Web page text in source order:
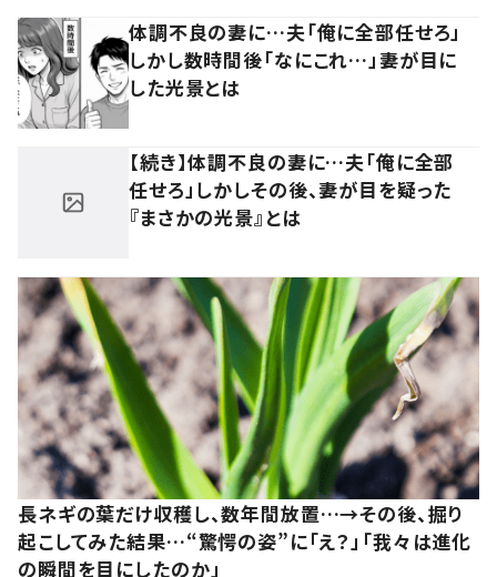
体調不良の妻に…夫「俺に全部任せろ」
しかし数時間後「なにこれ…」妻が目に
した光景とは
【続き】体調不良の妻に…夫「俺に全部
任せろ」しかしその後、妻が目を疑った
『まさかの光景』とは
長ネギの葉だけ収穫し、数年間放置…→その後、掘り
起こしてみた結果…“驚愕の姿”に「え？」「我々は進化
の瞬間を目にしたのか」